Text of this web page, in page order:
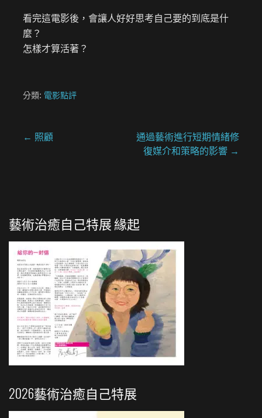
看完這電影後，會讓人好好思考自己要的到底是什
麼？
怎樣才算活著？
分類: 電影點評
文
覽
← 照顧
通過藝術進行短期情緒修
復媒介和策略的影響 →
藝術治癒自己特展 緣起
2026藝術治癒自己特展